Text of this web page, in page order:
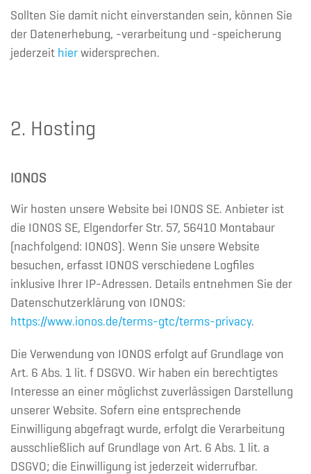
Sollten Sie damit nicht einverstanden sein, können Sie
der Datenerhebung, -verarbeitung und -speicherung
jederzeit hier widersprechen.
2. Hosting
IONOS
Wir hosten unsere Website bei IONOS SE. Anbieter ist
die IONOS SE, Elgendorfer Str. 57, 56410 Montabaur
(nachfolgend: IONOS). Wenn Sie unsere Website
besuchen, erfasst IONOS verschiedene Logfiles
inklusive Ihrer IP-Adressen. Details entnehmen Sie der
Datenschutzerklärung von IONOS:
https://www.ionos.de/terms-gtc/terms-privacy.
Die Verwendung von IONOS erfolgt auf Grundlage von
Art. 6 Abs. 1 lit. f DSGVO. Wir haben ein berechtigtes
Interesse an einer möglichst zuverlässigen Darstellung
unserer Website. Sofern eine entsprechende
Einwilligung abgefragt wurde, erfolgt die Verarbeitung
ausschließlich auf Grundlage von Art. 6 Abs. 1 lit. a
DSGVO; die Einwilligung ist jederzeit widerrufbar.